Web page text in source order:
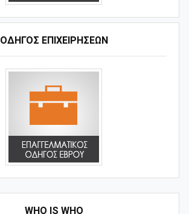
ΟΔΗΓΌΣ ΕΠΙΧΕΙΡΉΣΕΩΝ
WHO IS WHO